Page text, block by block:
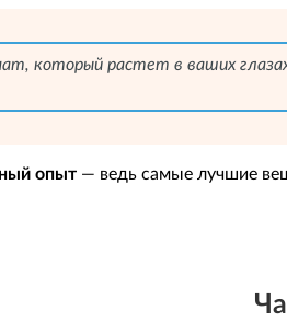
который растет в ваших
опыт — ведь самые лучшие